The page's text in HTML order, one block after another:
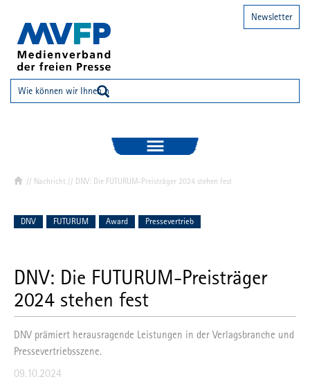
Newsletter
// Nachricht // DNV: Die FUTURUM-Preisträger 2024 stehen fest
DNV FUTURUM Award Pressevertrieb
DNV: Die FUTURUM-Preisträger
2024 stehen fest
DNV prämiert herausragende Leistungen in der Verlagsbranche und
Pressevertriebsszene.
09.10.2024